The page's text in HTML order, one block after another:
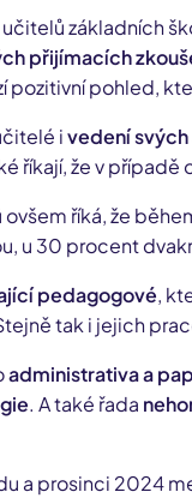
základních
přijímacích
pozitivní pohled,
ivedení svých
říkají, že v
říká, že
u 30 procent
pedagogové,
tak i jejich
administrativa a
. A také řada
a prosinci 2024